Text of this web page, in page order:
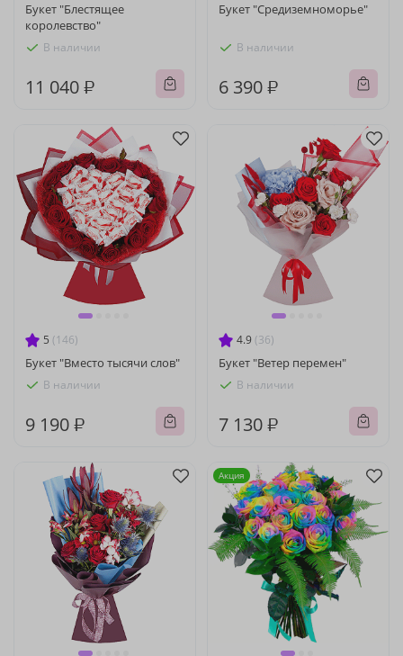
Букет "Блестящее
королевство"
В наличии
11 040 ₽
Букет "Средиземноморье"
В наличии
6 390 ₽
5 (146)
Букет "Вместо тысячи слов"
В наличии
9 190 ₽
4.9 (36)
Букет "Ветер перемен"
В наличии
7 130 ₽
Акция